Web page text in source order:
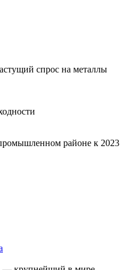
спрос на металлы
районе к 2023